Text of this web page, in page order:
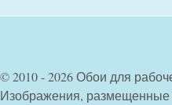
© 2010 - 2026 Обои для
Изображения, размещенные